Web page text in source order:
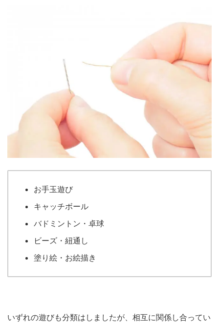
お手玉遊び
キャッチボール
バドミントン・卓球
ビーズ・紐通し
塗り絵・お絵描き
いずれの遊びも分類はしましたが、相互に関係し合ってい